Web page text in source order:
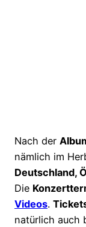
Nach der
nämlich im
Deutschland,
Die
Videos.
natürlich auch